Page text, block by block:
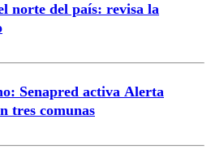
norte del país: revisa la
Senapred activa Alerta
tres comunas